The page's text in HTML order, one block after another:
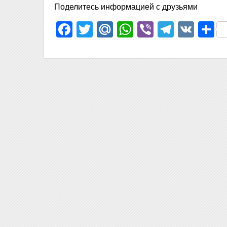
Поделитесь информацией с друзьями
Facebook
TwitterMail.Ru
WhatsApp
Viber VK